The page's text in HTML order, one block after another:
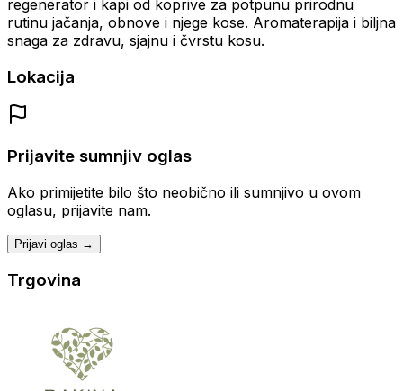
regenerator i kapi od koprive za potpunu prirodnu
rutinu jačanja, obnove i njege kose. Aromaterapija i biljna
snaga za zdravu, sjajnu i čvrstu kosu.
Lokacija
Prijavite sumnjiv oglas
Ako primijetite bilo što neobično ili sumnjivo u ovom
oglasu, prijavite nam.
Prijavi oglas →
Trgovina